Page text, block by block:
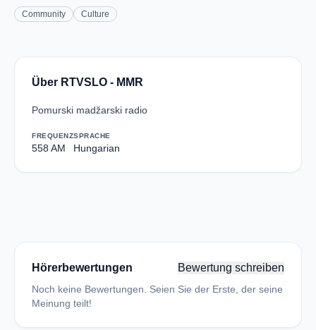
Community Culture
Über RTVSLO - MMR
Pomurski madžarski radio
FREQUENZ
558 AM
SPRACHE
Hungarian
Hörerbewertungen Bewertung schreiben
Noch keine Bewertungen. Seien Sie der Erste, der seine
Meinung teilt!